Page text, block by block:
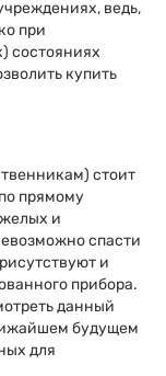
ведь,
при
состояниях
купить
стоит
прямому
и
спасти
и
прибора.
данный
будущем
для